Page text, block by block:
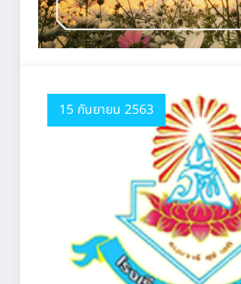
15 กันยายน 2563